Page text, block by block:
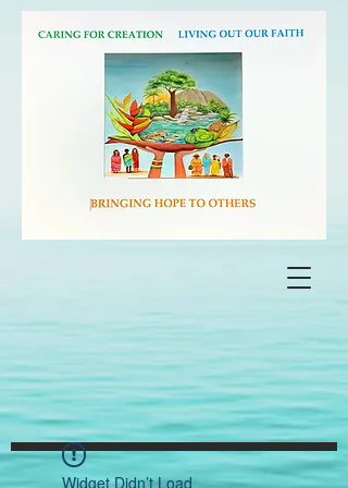
Widget Didn’t Load